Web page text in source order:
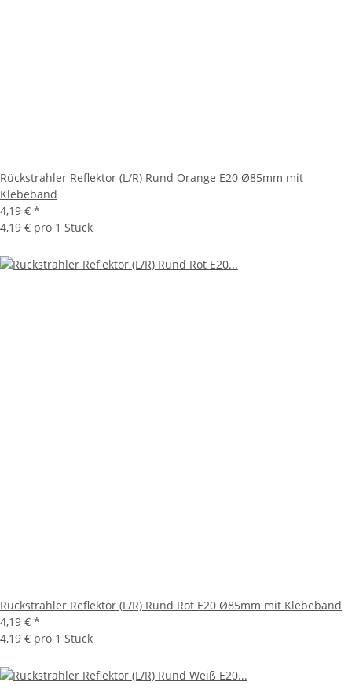
Rückstrahler Reflektor (L/R) Rund Orange E20 Ø85mm mit
Klebeband
4,19 € *
4,19 € pro 1 Stück
Rückstrahler Reflektor (L/R) Rund Rot E20 Ø85mm mit Klebeband
4,19 € *
4,19 € pro 1 Stück